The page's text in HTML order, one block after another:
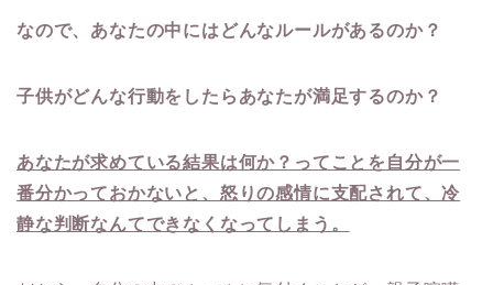
なので、あなたの中にはどんなルールがあるのか？
子供がどんな行動をしたらあなたが満足するのか？
あなたが求めている結果は何か？ってことを自分が一
番分かっておかないと、怒りの感情に支配されて、冷
静な判断なんてできなくなってしまう。